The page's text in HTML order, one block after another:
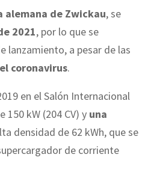
alemana de Zwickau, se
2021, por lo que se
lanzamiento, a pesar de las
coronavirus.
en el Salón Internacional
kW (204 CV) y una
densidad de 62 kWh, que se
de corriente